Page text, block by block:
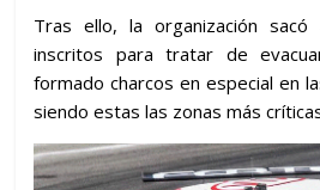
Tras ello, la organización
inscritos para tratar de
formado charcos en especial en
siendo estas las zonas más